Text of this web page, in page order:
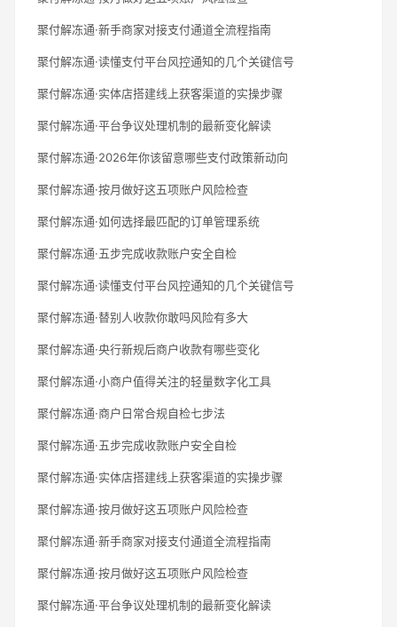
聚付解冻通·新手商家对接支付通道全流程指南
聚付解冻通·读懂支付平台风控通知的几个关键信号
聚付解冻通·实体店搭建线上获客渠道的实操步骤
聚付解冻通·平台争议处理机制的最新变化解读
聚付解冻通·2026年你该留意哪些支付政策新动向
聚付解冻通·按月做好这五项账户风险检查
聚付解冻通·如何选择最匹配的订单管理系统
聚付解冻通·五步完成收款账户安全自检
聚付解冻通·读懂支付平台风控通知的几个关键信号
聚付解冻通·替别人收款你敢吗风险有多大
聚付解冻通·央行新规后商户收款有哪些变化
聚付解冻通·小商户值得关注的轻量数字化工具
聚付解冻通·商户日常合规自检七步法
聚付解冻通·五步完成收款账户安全自检
聚付解冻通·实体店搭建线上获客渠道的实操步骤
聚付解冻通·按月做好这五项账户风险检查
聚付解冻通·新手商家对接支付通道全流程指南
聚付解冻通·按月做好这五项账户风险检查
聚付解冻通·平台争议处理机制的最新变化解读